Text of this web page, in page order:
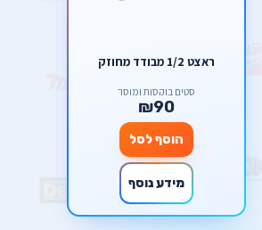
ראצט 1/2 מבודד מחוזק
סטים בוקסות ומוסך
₪90
הוסף לסל
מידע נוסף